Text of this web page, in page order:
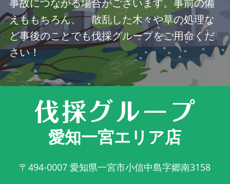
えももちろん、 散乱した木々や草の処理な
ど事後のことでも伐採グループをご用命くだ
さい！
愛知一宮エリア店
〒494-0007 愛知県一宮市小信中島字郷南3158